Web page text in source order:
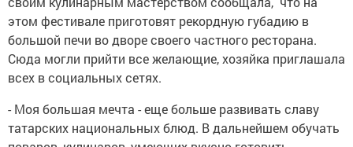
этом фестивале приготовят рекордную губадию в
большой печи во дворе своего частного ресторана.
Сюда могли прийти все желающие, хозяйка приглашала
всех в социальных сетях.
- Моя большая мечта - еще больше развивать славу
татарских национальных блюд. В дальнейшем обучать